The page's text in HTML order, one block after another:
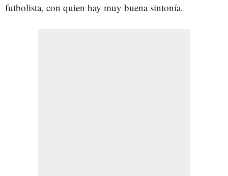
futbolista, con quien hay muy buena sintonía.